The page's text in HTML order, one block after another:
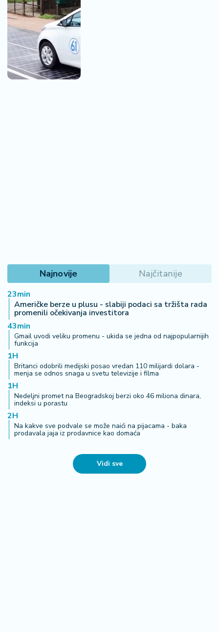
Najnovije Najčitanije
23min
Američke berze u plusu - slabiji podaci sa tržišta rada
promenili očekivanja investitora
43min
Gmail uvodi veliku promenu - ukida se jedna od najpopularnijih
funkcija
1H
Britanci odobrili medijski posao vredan 110 milijardi dolara -
menja se odnos snaga u svetu televizije i filma
1H
Nedeljni promet na Beogradskoj berzi oko 46 miliona dinara,
indeksi u porastu
2H
Na kakve sve podvale se može naići na pijacama - baka
prodavala jaja iz prodavnice kao domaća
Vidi sve